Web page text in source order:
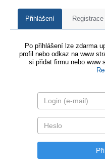
Přihlášení Registrace
Po přihlášení lze zdarma
profil nebo odkaz na www
si přidat firmu nebo www